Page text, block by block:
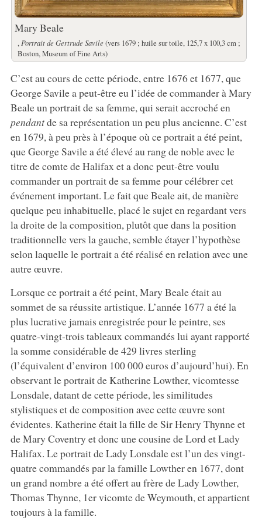
Mary Beale
, Portrait de Gertrude Savile (vers 1679 ; huile sur toile, 125,7 x 100,3 cm ;
Boston, Museum of Fine Arts)
C’est au cours de cette période, entre 1676 et 1677, que
George Savile a peut-être eu l’idée de commander à Mary
Beale un portrait de sa femme, qui serait accroché en
pendantde sa représentation un peu plus ancienne. C’est
en 1679, à peu près à l’époque où ce portrait a été peint,
que George Savile a été élevé au rang de noble avec le
titre de comte de Halifax et a donc peut-être voulu
commander un portrait de sa femme pour célébrer cet
événement important. Le fait que Beale ait, de manière
quelque peu inhabituelle, placé le sujet en regardant vers
la droite de la composition, plutôt que dans la position
traditionnelle vers la gauche, semble étayer l’hypothèse
selon laquelle le portrait a été réalisé en relation avec une
autre œuvre.
Lorsque ce portrait a été peint, Mary Beale était au
sommet de sa réussite artistique. L’année 1677 a été la
plus lucrative jamais enregistrée pour le peintre, ses
quatre-vingt-trois tableaux commandés lui ayant rapporté
la somme considérable de 429 livres sterling
(l’équivalent d’environ 100 000 euros d’aujourd’hui). En
observant le portrait de Katherine Lowther, vicomtesse
Lonsdale, datant de cette période, les similitudes
stylistiques et de composition avec cette œuvre sont
évidentes. Katherine était la fille de Sir Henry Thynne et
de Mary Coventry et donc une cousine de Lord et Lady
Halifax. Le portrait de Lady Lonsdale est l’un des vingt-
quatre commandés par la famille Lowther en 1677, dont
un grand nombre a été offert au frère de Lady Lowther,
Thomas Thynne, 1er vicomte de Weymouth, et appartient
toujours à la famille.